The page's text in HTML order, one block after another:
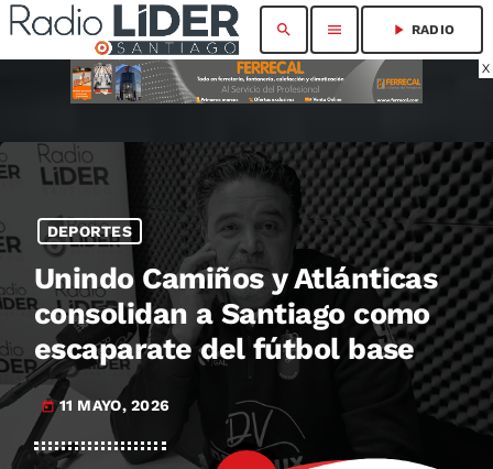
X
search menu play_arrow RADIO
DEPORTES
Unindo Camiños y Atlánticas
consolidan a Santiago como
escaparate del fútbol base
today 11 MAYO, 2026